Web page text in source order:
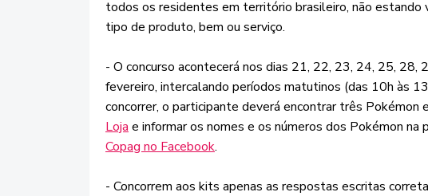
todos os residentes em território brasileiro, não estando
tipo de produto, bem ou serviço.
- O concurso acontecerá nos dias 21, 22, 23, 24, 25,
fevereiro, intercalando períodos matutinos (das 10h às
concorrer, o participante deverá encontrar três Pokémon
Loja e informar os nomes e os números dos Pokémon
Copag no Facebook.
- Concorrem aos kits apenas as respostas escritas